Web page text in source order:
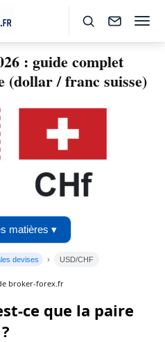
: guide complet
(dollar / franc suisse)
matières ▾
devises USD/CHF
broker-forex.fr
ce que la paire